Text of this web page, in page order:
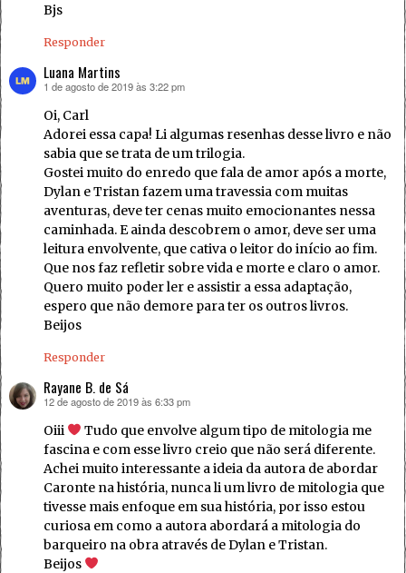
Bjs
Responder
Luana Martins
disse:
1 de agosto de 2019 às 3:22 pm
Oi, Carl
Adorei essa capa! Li algumas resenhas desse livro e não
sabia que se trata de um trilogia.
Gostei muito do enredo que fala de amor após a morte,
Dylan e Tristan fazem uma travessia com muitas
aventuras, deve ter cenas muito emocionantes nessa
caminhada. E ainda descobrem o amor, deve ser uma
leitura envolvente, que cativa o leitor do início ao fim.
Que nos faz refletir sobre vida e morte e claro o amor.
Quero muito poder ler e assistir a essa adaptação,
espero que não demore para ter os outros livros.
Beijos
Responder
Rayane B. de Sá
disse:
12 de agosto de 2019 às 6:33 pm
Oiii
Tudo que envolve algum tipo de mitologia me
fascina e com esse livro creio que não será diferente.
Achei muito interessante a ideia da autora de abordar
Caronte na história, nunca li um livro de mitologia que
tivesse mais enfoque em sua história, por isso estou
curiosa em como a autora abordará a mitologia do
barqueiro na obra através de Dylan e Tristan.
Beijos